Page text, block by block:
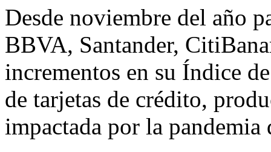
Desde noviembre del año
BBVA, Santander,
incrementos en su Índice
de tarjetas de crédito,
impactada por la